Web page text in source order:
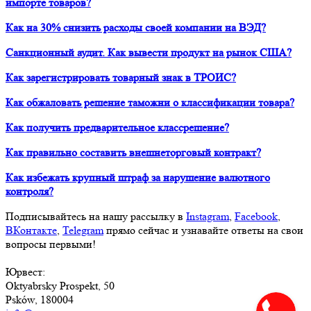
Как на 30% снизить расходы своей компании на ВЭД?
Санкционный аудит. Как вывести продукт на рынок США?
Как зарегистрировать товарный знак в ТРОИС?
Как обжаловать решение таможни о классификации товара?
Как получить предварительное классрешение?
Как правильно составить внешнеторговый контракт?
Как избежать крупный штраф за нарушение валютного
контроля?
Подписывайтесь на нашу рассылку в Instagram, Facebook,
ВКонтакте, Telegramпрямо сейчас и узнавайте ответы на свои
вопросы первыми!
Юрвест:
Oktyabrsky Prospekt, 50
Psków, 180004